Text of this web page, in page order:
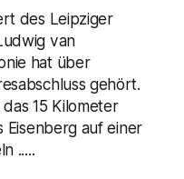
des Leipziger
van
hat über
gehört.
15 Kilometer
auf einer
.....